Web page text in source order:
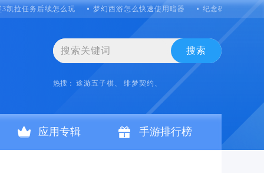
3凯拉任务后续怎么玩 梦幻西游怎么快速使用暗器 纪念碑谷帽子怎
搜索
热搜： 途游五子棋、 绯梦契约、
应用专辑 手游排行榜